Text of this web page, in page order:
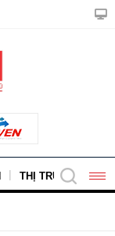
THỊ TRƯỜNG -